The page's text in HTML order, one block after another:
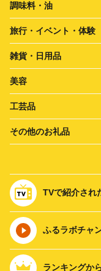
調味料・油
旅行・イベント・体験
雑貨・日用品
美容
工芸品
その他のお礼品
TVで紹介され
ふるラボチャ
ランキングか